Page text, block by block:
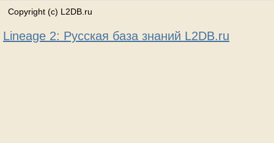
Copyright (c) L2DB.ru
Lineage 2: Русская база знаний L2DB.ru